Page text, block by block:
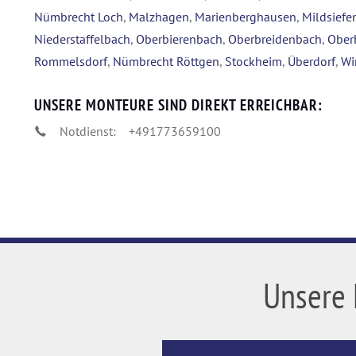
Nümbrecht Loch, Malzhagen, Marienberghausen,
Niederstaffelbach, Oberbierenbach, Oberbreidenbach,
Rommelsdorf, Nümbrecht Röttgen, Stockheim, Überdorf,
UNSERE MONTEURE SIND DIREKT ERREICHBAR:
Notdienst: +491773659100